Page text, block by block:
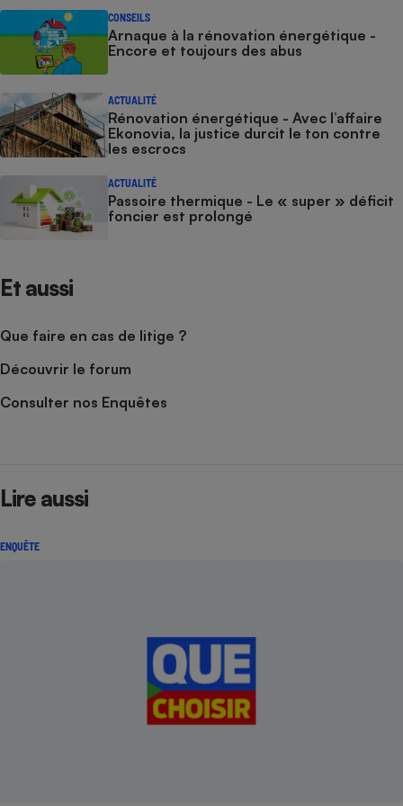
CONSEILS
Arnaque à la rénovation énergétique -
Encore et toujours des abus
ACTUALITÉ
Rénovation énergétique - Avec l’affaire
Ekonovia, la justice durcit le ton contre
les escrocs
ACTUALITÉ
Passoire thermique - Le « super » déficit
foncier est prolongé
Et aussi
Que faire en cas de litige ?
Découvrir le forum
Consulter nos Enquêtes
Lire aussi
ENQUÊTE